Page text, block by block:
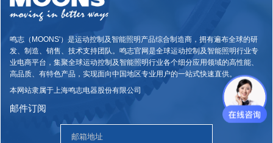
鸣志（MOONS'）是运动控制及智能照明产品综合制造商，拥有遍布全球的研
发、制造、销售、技术支持团队。鸣志官网是全球运动控制及智能照明行业专
业电商平台，集聚全球运动控制及智能照明行业各个细分应用领域的高性能、
高品质、有特色产品，实现面向中国地区专业用户的一站式快速直供。
本网站隶属于上海鸣志电器股份有限公司
邮件订阅